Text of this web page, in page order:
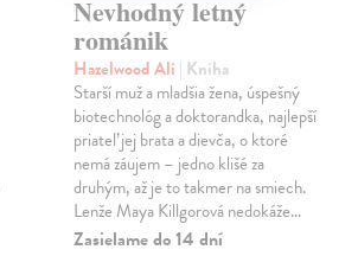
Nevhodný letný
románik
Hazelwood Ali | Kniha
Starší muž a mladšia žena, úspešný
biotechnológ a doktorandka, najlepší
priateľ jej brata a dievča, o ktoré
nemá záujem – jedno klišé za
druhým, až je to takmer na smiech.
Lenže Maya Killgorová nedokáže…
Zasielame do 14 dní